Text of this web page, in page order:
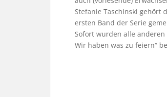
Stefanie Taschinski gehört
ersten Band der Serie
Sofort wurden alle
Wir haben was zu feiern“